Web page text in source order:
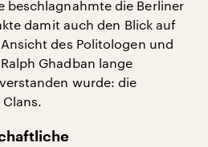
beschlagnahmte die Berliner
damit auch den Blick auf
des Politologen und
Ghadban lange
wurde: die